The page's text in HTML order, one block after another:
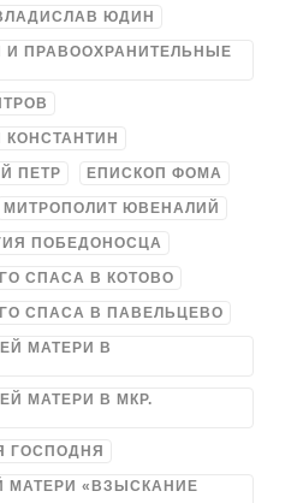
ЮДИН
ПРАВООХРАНИТЕЛЬНЫЕ
ПЕТР ЕПИСКОП ФОМА
МИТРОПОЛИТ ЮВЕНАЛИЙ
ПОБЕДОНОСЦА
СПАСА В КОТОВО
СПАСА В ПАВЕЛЬЦЕВО
МАТЕРИ В
МАТЕРИ В МКР.
ГОСПОДНЯ
«ВЗЫСКАНИЕ